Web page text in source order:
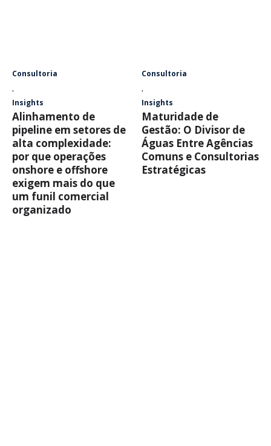
Consultoria
,
Insights
Alinhamento de
pipeline em setores de
alta complexidade:
por que operações
onshore e offshore
exigem mais do que
um funil comercial
organizado
Consultoria
,
Insights
Maturidade de
Gestão: O Divisor de
Águas Entre Agências
Comuns e Consultorias
Estratégicas